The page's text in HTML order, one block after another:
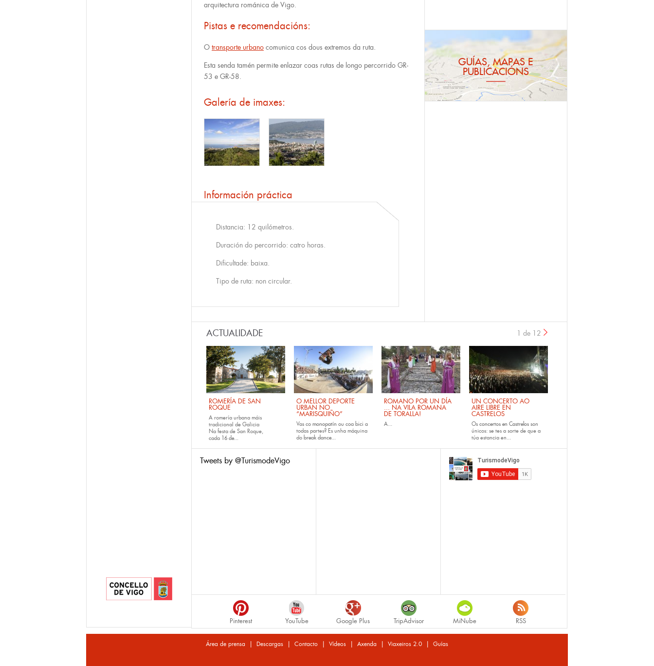
arquitectura románica de Vigo.
Pistas e recomendacións:
O transporte urbano comunica cos dous extremos da ruta.
Esta senda tamén permite enlazar coas rutas de longo percorrido GR-
53 e GR-58.
Galería de imaxes:
Información práctica
Distancia: 12 quilómetros.
Duración do percorrido: catro horas.
Dificultade: baixa.
Tipo de ruta: non circular.
GUÍAS, MAPAS E
PUBLICACIÓNS
ACTUALIDADE
ROMERÍA DE SAN
ROQUE
A romería urbana máis
tradicional de Galicia
Na festa de San Roque,
cada 16 de...
O MELLOR DEPORTE
URBAN NO
“MARISQUIÑO”
Vas co monopatín ou coa bici a
todas partes? Es unha máquina
do break dance...
ROMANO POR UN DÍA
... NA VILA ROMANA
DE TORALLA!
A...
UN CONCERTO AO
AIRE LIBRE EN
CASTRELOS
Os concertos en Castrelos son
únicos: se tes a sorte de que a
túa estancia en...
1 de 12
Tweets by @TurismodeVigo
Pinterest YouTube Google Plus TripAdvisor MiNube RSS
Área de prensa | Descargas | Contacto | Vídeos | Axenda | Viaxeiros 2.0 | Guías